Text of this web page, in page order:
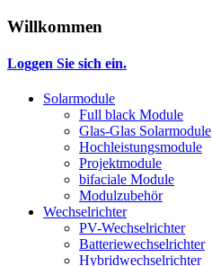
Willkommen
Loggen Sie sich ein.
Solarmodule
Full black Module
Glas-Glas Solarmodule
Hochleistungsmodule
Projektmodule
bifaciale Module
Modulzubehör
Wechselrichter
PV-Wechselrichter
Batteriewechselrichter
Hybridwechselrichter